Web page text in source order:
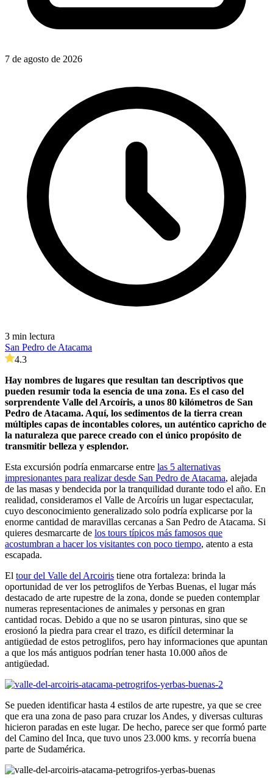
7 de agosto de 2026
3 min lectura
San Pedro de Atacama
4.3
Hay nombres de lugares que resultan tan descriptivos que
pueden resumir toda la esencia de una zona. Es el caso del
sorprendente Valle del Arcoíris, a unos 80 kilómetros de San
Pedro de Atacama. Aquí, los sedimentos de la tierra crean
múltiples capas de incontables colores, un auténtico capricho de
la naturaleza que parece creado con el único propósito de
transmitir belleza y esplendor.
Esta excursión podría enmarcarse entre las 5 alternativas
impresionantes para realizar desde San Pedro de Atacama, alejada
de las masas y bendecida por la tranquilidad durante todo el año. En
realidad, consideramos el Valle de Arcoíris un lugar espectacular,
cuyo desconocimiento generalizado solo podría explicarse por la
enorme cantidad de maravillas cercanas a San Pedro de Atacama. Si
quieres desmarcarte de los tours típicos más famosos que
acostumbran a hacer los visitantes con poco tiempo, atento a esta
escapada.
El tour del Valle del Arcoiris tiene otra fortaleza: brinda la
oportunidad de ver los petroglifos de Yerbas Buenas, el lugar más
destacado de arte rupestre de la zona, donde se pueden contemplar
numeras representaciones de animales y personas en gran
cantidad rocas. Debido a que no se usaron pinturas, sino que se
erosionó la piedra para crear el trazo, es difícil determinar la
antigüedad de estos petroglifos, pero hay informaciones que apuntan
a que los más antiguos podrían tener hasta 10.000 años de
antigüedad.
Se pueden identificar hasta 4 estilos de arte rupestre, ya que se cree
que era una zona de paso para cruzar los Andes, y diversas culturas
hicieron paradas en este lugar. De hecho, parece ser que formó parte
del Camino del Inca, que tuvo unos 23.000 kms. y recorría buena
parte de Sudamérica.